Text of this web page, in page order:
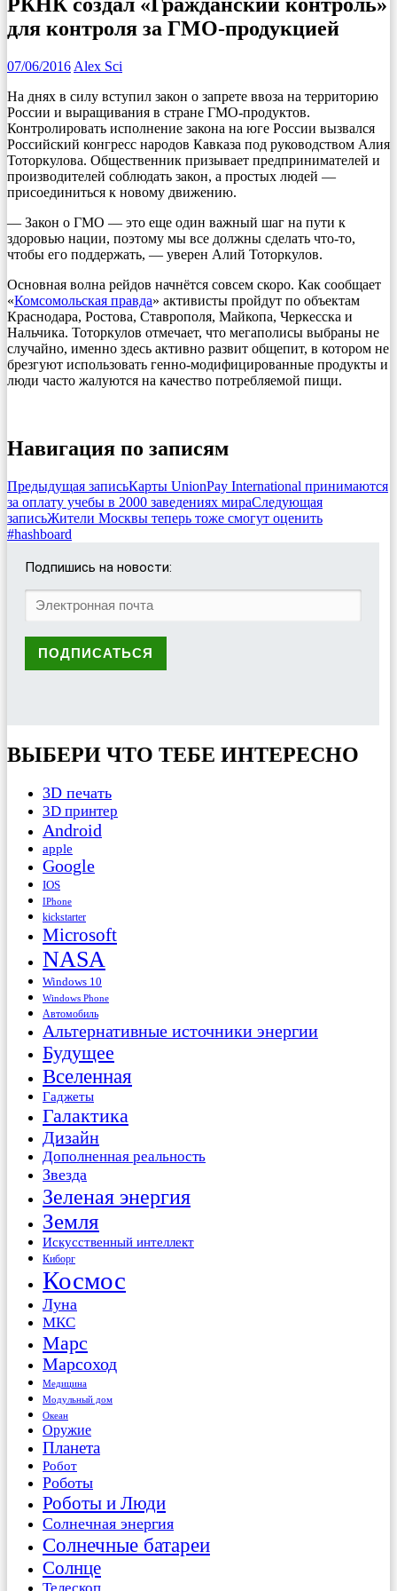
для контроля за ГМО-продукцией
07/06/2016 Alex Sci
На днях в силу вступил закон о запрете ввоза на территорию
России и выращивания в стране ГМО-продуктов.
Контролировать исполнение закона на юге России вызвался
Российский конгресс народов Кавказа под руководством Алия
Тоторкулова. Общественник призывает предпринимателей и
производителей соблюдать закон, а простых людей —
присоединиться к новому движению.
— Закон о ГМО — это еще один важный шаг на пути к
здоровью нации, поэтому мы все должны сделать что-то,
чтобы его поддержать, — уверен Алий Тоторкулов.
Основная волна рейдов начнётся совсем скоро. Как сообщает
«Комсомольская правда» активисты пройдут по объектам
Краснодара, Ростова, Ставрополя, Майкопа, Черкесска и
Нальчика. Тоторкулов отмечает, что мегаполисы выбраны не
случайно, именно здесь активно развит общепит, в котором не
брезгуют использовать генно-модифицированные продукты и
люди часто жалуются на качество потребляемой пищи.
Навигация по записям
Предыдущая записьКарты UnionPay International принимаются
за оплату учебы в 2000 заведениях мираСледующая
записьЖители Москвы теперь тоже смогут оценить
#hashboard
Подпишись на новости:
ВЫБЕРИ ЧТО ТЕБЕ ИНТЕРЕСНО
3D печать
3D принтер
Android
apple
Google
IOS
IPhone
kickstarter
Microsoft
NASA
Windows 10
Windows Phone
Автомобиль
Альтернативные источники энергии
Будущее
Вселенная
Гаджеты
Галактика
Дизайн
Дополненная реальность
Звезда
Зеленая энергия
Земля
Искусственный интеллект
Киборг
Космос
Луна
МКС
Марс
Марсоход
Медицина
Модульный дом
Океан
Оружие
Планета
Робот
Роботы
Роботы и Люди
Солнечная энергия
Солнечные батареи
Солнце